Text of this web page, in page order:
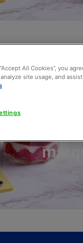
les
All Cookies”, you
site usage, and